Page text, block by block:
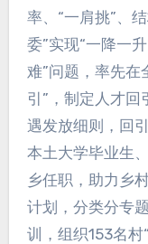
率、“一肩挑”、
委”实现“一降一
难”问题，率先在
引”，制定人才
遇发放细则，回
本土大学毕业生
乡任职，助力乡
计划，分类分专
训，组织153名村